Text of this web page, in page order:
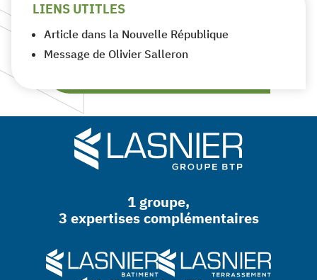
LIENS UTITLES
Article dans la Nouvelle République
Message de Olivier Salleron
1 groupe,
3 expertises complémentaires